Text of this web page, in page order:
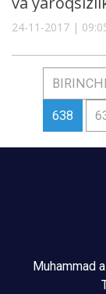
24-11-2017 |
BIRINCHI
638
Muhammad